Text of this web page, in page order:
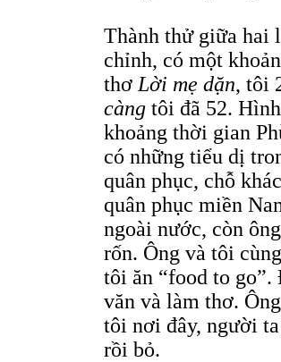
Thành thử giữa hai
chỉnh, có một
thơ Lời mẹ dặn, tôi
càng tôi đã 52.
khoảng thời gian
có những tiểu dị
quân phục, chỗ
quân phục miền
ngoài nước, còn
rốn. Ông và tôi
tôi ăn “food to
văn và làm thơ.
tôi nơi đây, người
rồi bỏ.